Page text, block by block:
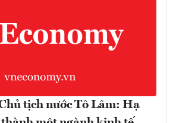
tịch nước Tô Lâm: Hạ